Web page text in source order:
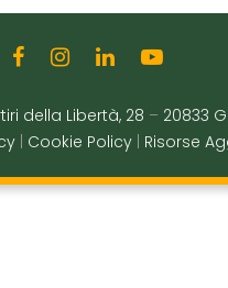
della Libertà, 28 – 20833
Cookie Policy Risorse